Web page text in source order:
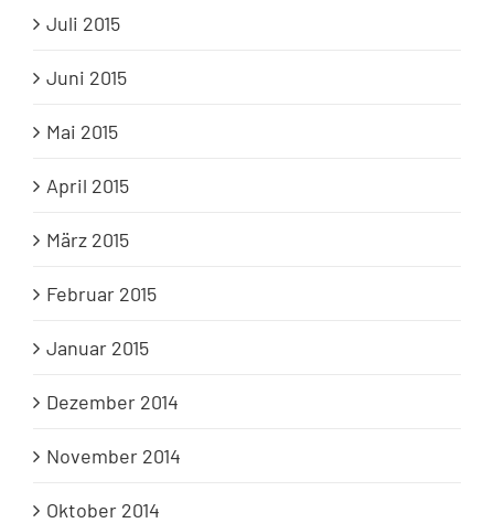
Juli 2015
Juni 2015
Mai 2015
April 2015
März 2015
Februar 2015
Januar 2015
Dezember 2014
November 2014
Oktober 2014